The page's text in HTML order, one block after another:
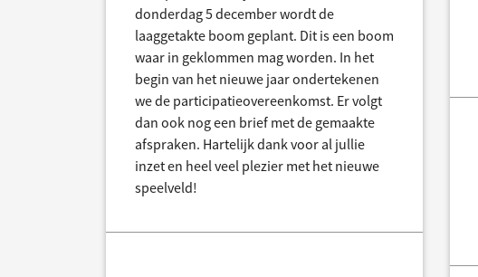
donderdag 5 december wordt de
laaggetakte boom geplant. Dit is een boom
waar in geklommen mag worden. In het
begin van het nieuwe jaar ondertekenen
we de participatieovereenkomst. Er volgt
dan ook nog een brief met de gemaakte
afspraken. Hartelijk dank voor al jullie
inzet en heel veel plezier met het nieuwe
speelveld!